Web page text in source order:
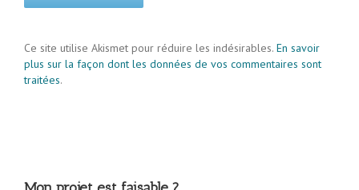
Ce site utilise Akismet pour réduire les indésirables. En savoir
plus sur la façon dont les données de vos commentaires sont
traitées.